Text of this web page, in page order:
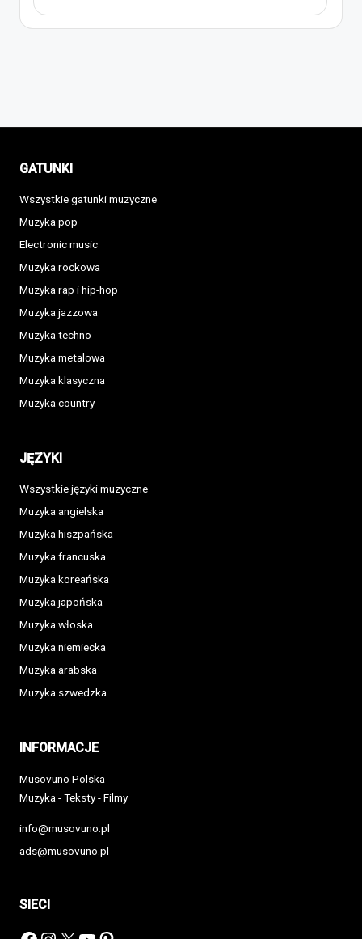
GATUNKI
Wszystkie gatunki muzyczne
Muzyka pop
Electronic music
Muzyka rockowa
Muzyka rap i hip-hop
Muzyka jazzowa
Muzyka techno
Muzyka metalowa
Muzyka klasyczna
Muzyka country
JĘZYKI
Wszystkie języki muzyczne
Muzyka angielska
Muzyka hiszpańska
Muzyka francuska
Muzyka koreańska
Muzyka japońska
Muzyka włoska
Muzyka niemiecka
Muzyka arabska
Muzyka szwedzka
INFORMACJE
Musovuno Polska
Muzyka - Teksty - Filmy
info@musovuno.pl
ads@musovuno.pl
SIECI